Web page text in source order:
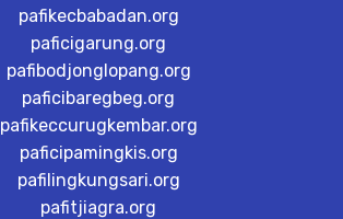
pafikecbabadan.org
paficigarung.org
pafibodjonglopang.org
paficibaregbeg.org
pafikeccurugkembar.org
paficipamingkis.org
pafilingkungsari.org
pafitjiagra.org